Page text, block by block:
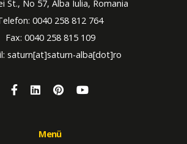
St., No 57, Alba Iulia, Romania
0040 258 812 764
Fax: 0040 258 815 109
saturn[at]saturn-alba[dot]ro
Menü